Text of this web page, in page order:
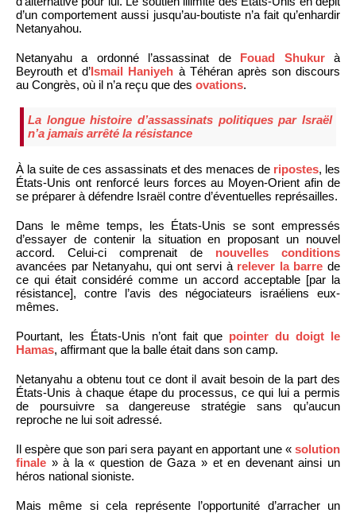
d’un comportement aussi jusqu’au-boutiste n’a fait qu’enhardir
Netanyahou.
Netanyahu a ordonné l’assassinat de Fouad Shukurà
Beyrouth et d’Ismail Haniyeh à Téhéran après son discours
au Congrès, où il n’a reçu que des ovations.
La longue histoire d’assassinats politiques par Israël
n’a jamais arrêté la résistance
À la suite de ces assassinats et des menaces de ripostes, les
États-Unis ont renforcé leurs forces au Moyen-Orient afin de
se préparer à défendre Israël contre d’éventuelles représailles.
Dans le même temps, les États-Unis se sont empressés
d’essayer de contenir la situation en proposant un nouvel
accord. Celui-ci comprenait de nouvelles conditions
avancées par Netanyahu, qui ont servi à relever la barre de
ce qui était considéré comme un accord acceptable [par la
résistance], contre l’avis des négociateurs israéliens eux-
mêmes.
Pourtant, les États-Unis n’ont fait que pointer du doigt le
Hamas, affirmant que la balle était dans son camp.
Netanyahu a obtenu tout ce dont il avait besoin de la part des
États-Unis à chaque étape du processus, ce qui lui a permis
de poursuivre sa dangereuse stratégie sans qu’aucun
reproche ne lui soit adressé.
Il espère que son pari sera payant en apportant une « solution
finale » à la « question de Gaza » et en devenant ainsi un
héros national sioniste.
Mais même si cela représente l’opportunité d’arracher un